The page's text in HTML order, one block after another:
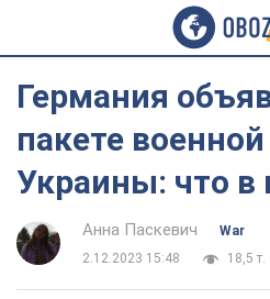
Германия
пакете
Украины: что в
Анна Паскевич
War
2.12.2023 15:48
18,5 т.